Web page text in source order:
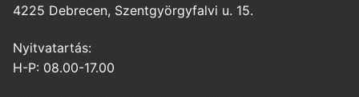
4225 Debrecen, Szentgyörgyfalvi u. 15.
Nyitvatartás:
H-P: 08.00-17.00